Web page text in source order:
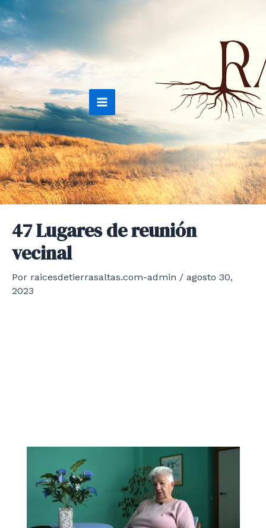
Ir
al
contenido
Main
Menu
47 Lugares de reunión
vecinal
Por raicesdetierrasaltas.com-admin / agosto 30,
2023